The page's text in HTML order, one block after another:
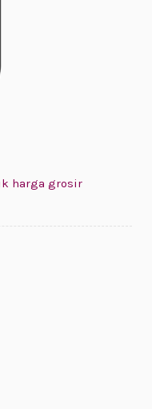
harga grosir